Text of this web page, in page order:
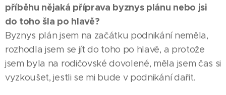
příběhu nějaká příprava byznys plánu nebo jsi
do toho šla po hlavě?
Byznys plán jsem na začátku podnikání neměla,
rozhodla jsem se jít do toho po hlavě, a protože
jsem byla na rodičovské dovolené, měla jsem čas si
vyzkoušet, jestli se mi bude v podnikání dařit.